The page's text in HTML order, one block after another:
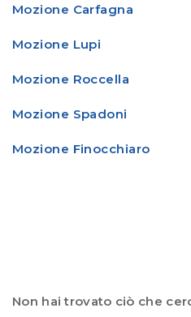
Mozione Carfagna
Mozione Lupi
Mozione Roccella
Mozione Spadoni
Mozione Finocchiaro
Non hai trovato ciò che